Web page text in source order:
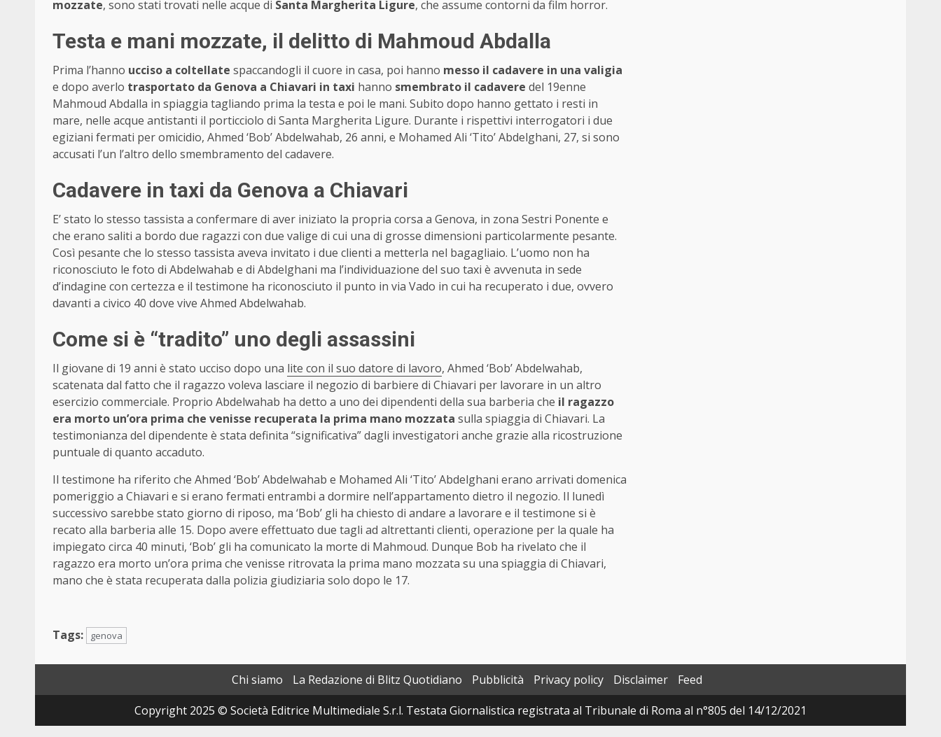
mozzate, sono stati trovati nelle acque di Santa Margherita Ligure, che assume contorni da film horror.
Testa e mani mozzate, il delitto di Mahmoud Abdalla
Prima l’hanno ucciso a coltellate spaccandogli il cuore in casa, poi hanno messo il cadavere in una valigia
e dopo averlo trasportato da Genova a Chiavari in taxi hanno smembrato il cadavere del 19enne
Mahmoud Abdalla in spiaggia tagliando prima la testa e poi le mani. Subito dopo hanno gettato i resti in
mare, nelle acque antistanti il porticciolo di Santa Margherita Ligure. Durante i rispettivi interrogatori i due
egiziani fermati per omicidio, Ahmed ‘Bob’ Abdelwahab, 26 anni, e Mohamed Ali ‘Tito’ Abdelghani, 27, si sono
accusati l’un l’altro dello smembramento del cadavere.
Cadavere in taxi da Genova a Chiavari
E’ stato lo stesso tassista a confermare di aver iniziato la propria corsa a Genova, in zona Sestri Ponente e
che erano saliti a bordo due ragazzi con due valige di cui una di grosse dimensioni particolarmente pesante.
Così pesante che lo stesso tassista aveva invitato i due clienti a metterla nel bagagliaio. L’uomo non ha
riconosciuto le foto di Abdelwahab e di Abdelghani ma l’individuazione del suo taxi è avvenuta in sede
d’indagine con certezza e il testimone ha riconosciuto il punto in via Vado in cui ha recuperato i due, ovvero
davanti a civico 40 dove vive Ahmed Abdelwahab.
Come si è “tradito” uno degli assassini
Il giovane di 19 anni è stato ucciso dopo una lite con il suo datore di lavoro, Ahmed ‘Bob’ Abdelwahab,
scatenata dal fatto che il ragazzo voleva lasciare il negozio di barbiere di Chiavari per lavorare in un altro
esercizio commerciale. Proprio Abdelwahab ha detto a uno dei dipendenti della sua barberia che il ragazzo
era morto un’ora prima che venisse recuperata la prima mano mozzata sulla spiaggia di Chiavari. La
testimonianza del dipendente è stata definita “significativa” dagli investigatori anche grazie alla ricostruzione
puntuale di quanto accaduto.
Il testimone ha riferito che Ahmed ‘Bob’ Abdelwahab e Mohamed Ali ‘Tito’ Abdelghani erano arrivati domenica
pomeriggio a Chiavari e si erano fermati entrambi a dormire nell’appartamento dietro il negozio. Il lunedì
successivo sarebbe stato giorno di riposo, ma ‘Bob’ gli ha chiesto di andare a lavorare e il testimone si è
recato alla barberia alle 15. Dopo avere effettuato due tagli ad altrettanti clienti, operazione per la quale ha
impiegato circa 40 minuti, ‘Bob’ gli ha comunicato la morte di Mahmoud. Dunque Bob ha rivelato che il
ragazzo era morto un’ora prima che venisse ritrovata la prima mano mozzata su una spiaggia di Chiavari,
mano che è stata recuperata dalla polizia giudiziaria solo dopo le 17.
Tags: genova
Chi siamo La Redazione di Blitz Quotidiano Pubblicità Privacy policy Disclaimer
Feed
Copyright 2025 © Società Editrice Multimediale S.r.l. Testata Giornalistica registrata al Tribunale di Roma al n°805 del 14/12/2021